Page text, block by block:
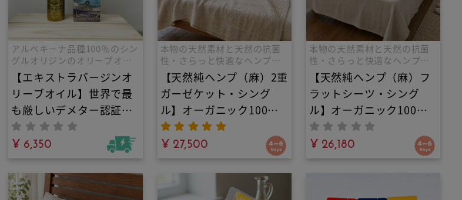
アルベキーナ品種100％のシン
グルオリジンのオリーブオイ
ル、フランシスコ・ゴメス・
ゴールドは、スペインのフラ
ンシスコ・ゴメス社がバイオ
ダイナミック農法※で製造し
たエクストラバージンオリー
ブオイルです。
【エキストラバージンオ
リーブオイル】世界で最
も厳しいデメター認証取
得・100%オーガニック
｜アルベキーナ100%の
シングルオリジン。世界
最高峰のバイオダイナミ
ック農法が育むフルーテ
¥ 6,350
本物の天然素材と天然の抗菌
性・さらっと快適なヘンプ麻
の寝具
【天然純ヘンプ（麻）2重
ガーゼケット・シング
ル】オーガニック100%
素材の安眠寝具｜重くて
暑苦しいタオルケットは
もう卒業！驚きの軽さと
柔らかさ。天然発酵糸が
作る空気の層で、エアコ
¥ 27,500
本物の天然素材と天然の抗菌
性・さらっと快適なヘンプ麻
の寝具
【天然純ヘンプ（麻）フ
ラットシーツ・シング
ル】オーガニック100%
素材の安眠寝具｜敷いて
も掛けても極上の涼感。
天然発酵糸の圧倒的な吸
湿発散性と抗菌力で夏の
寝苦しさやエアコンの冷
¥ 26,180